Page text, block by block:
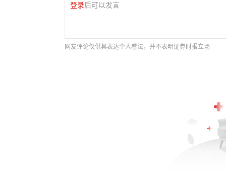
登录后可以发言
网友评论仅供其表达个人看法，并不表明证券时报立场